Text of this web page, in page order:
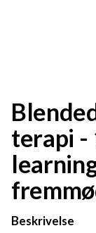
terapi -
Beskrivelse